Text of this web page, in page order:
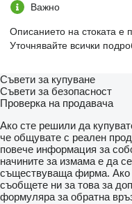
Важно
Описанието на стоката е
Уточнявайте всички
Съвети за купуване
Съвети за безопасност
Проверка на продавача
Ако сте решили да
че общувате с реален
повече информация за
начините за измама е да
съществуваща фирма. Ако
съобщете ни за това за
формуляра за обратна